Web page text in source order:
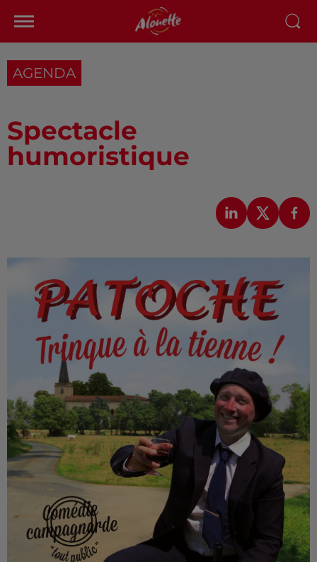
AGENDA
Spectacle
humoristique